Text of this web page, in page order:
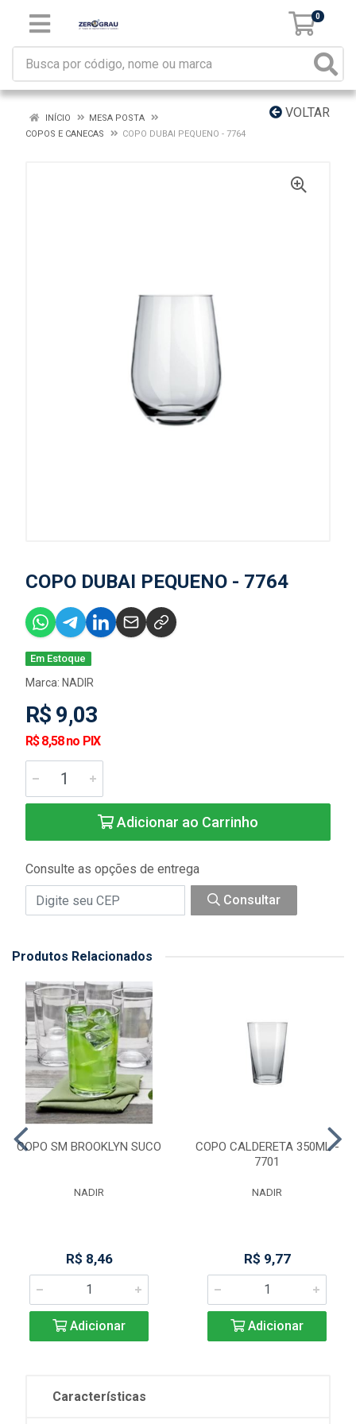
0
VOLTAR
INÍCIO
MESA POSTA
COPOS E CANECAS
COPO DUBAI PEQUENO - 7764
COPO DUBAI PEQUENO - 7764
Em Estoque
Marca: NADIR
R$ 9,03
R$ 8,58 no PIX
Adicionar ao Carrinho
Consulte as opções de entrega
Consultar
Produtos Relacionados
COPO SM BROOKLYN SUCO
NADIR
R$ 8,46
Adicionar
COPO CALDERETA 350ML -
7701
NADIR
R$ 9,77
Adicionar
Características